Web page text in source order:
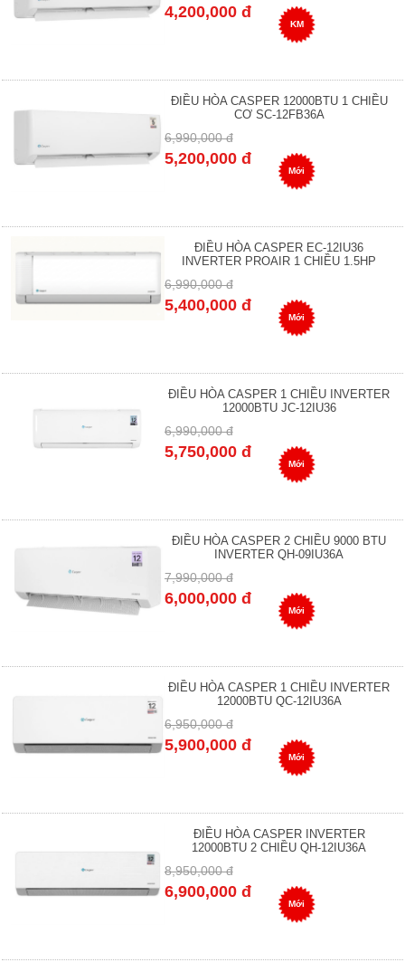
4,200,000 đ
KM
ĐIỀU HÒA CASPER 12000BTU 1 CHIỀU
CƠ SC-12FB36A
6,990,000 đ
5,200,000 đ
Mới
ĐIỀU HÒA CASPER EC-12IU36
INVERTER PROAIR 1 CHIỀU 1.5HP
6,990,000 đ
5,400,000 đ
Mới
ĐIỀU HÒA CASPER 1 CHIỀU INVERTER
12000BTU JC-12IU36
6,990,000 đ
5,750,000 đ
Mới
ĐIỀU HÒA CASPER 2 CHIỀU 9000 BTU
INVERTER QH-09IU36A
7,990,000 đ
6,000,000 đ
Mới
ĐIỀU HÒA CASPER 1 CHIỀU INVERTER
12000BTU QC-12IU36A
6,950,000 đ
5,900,000 đ
Mới
ĐIỀU HÒA CASPER INVERTER
12000BTU 2 CHIỀU QH-12IU36A
8,950,000 đ
6,900,000 đ
Mới